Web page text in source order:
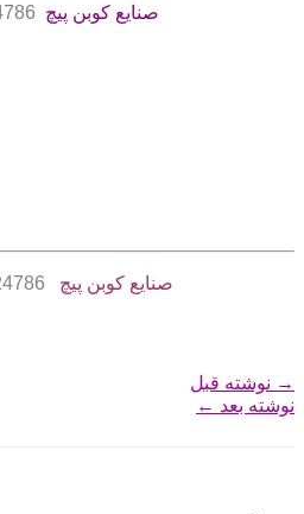
صنایع کوبن پیچ
صنایع کوبن پیچ
→ نوشته قبل
نوشته بعد ←